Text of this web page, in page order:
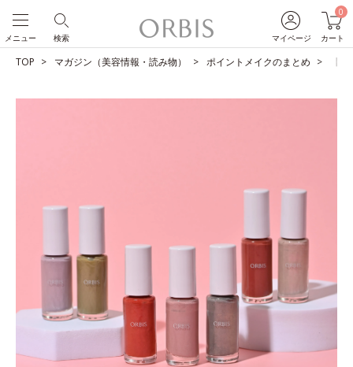
マイページ
0
カート
検索
メニュー
TOP マガジン（美容情報・読み物） ポイントメイクのまとめ 【